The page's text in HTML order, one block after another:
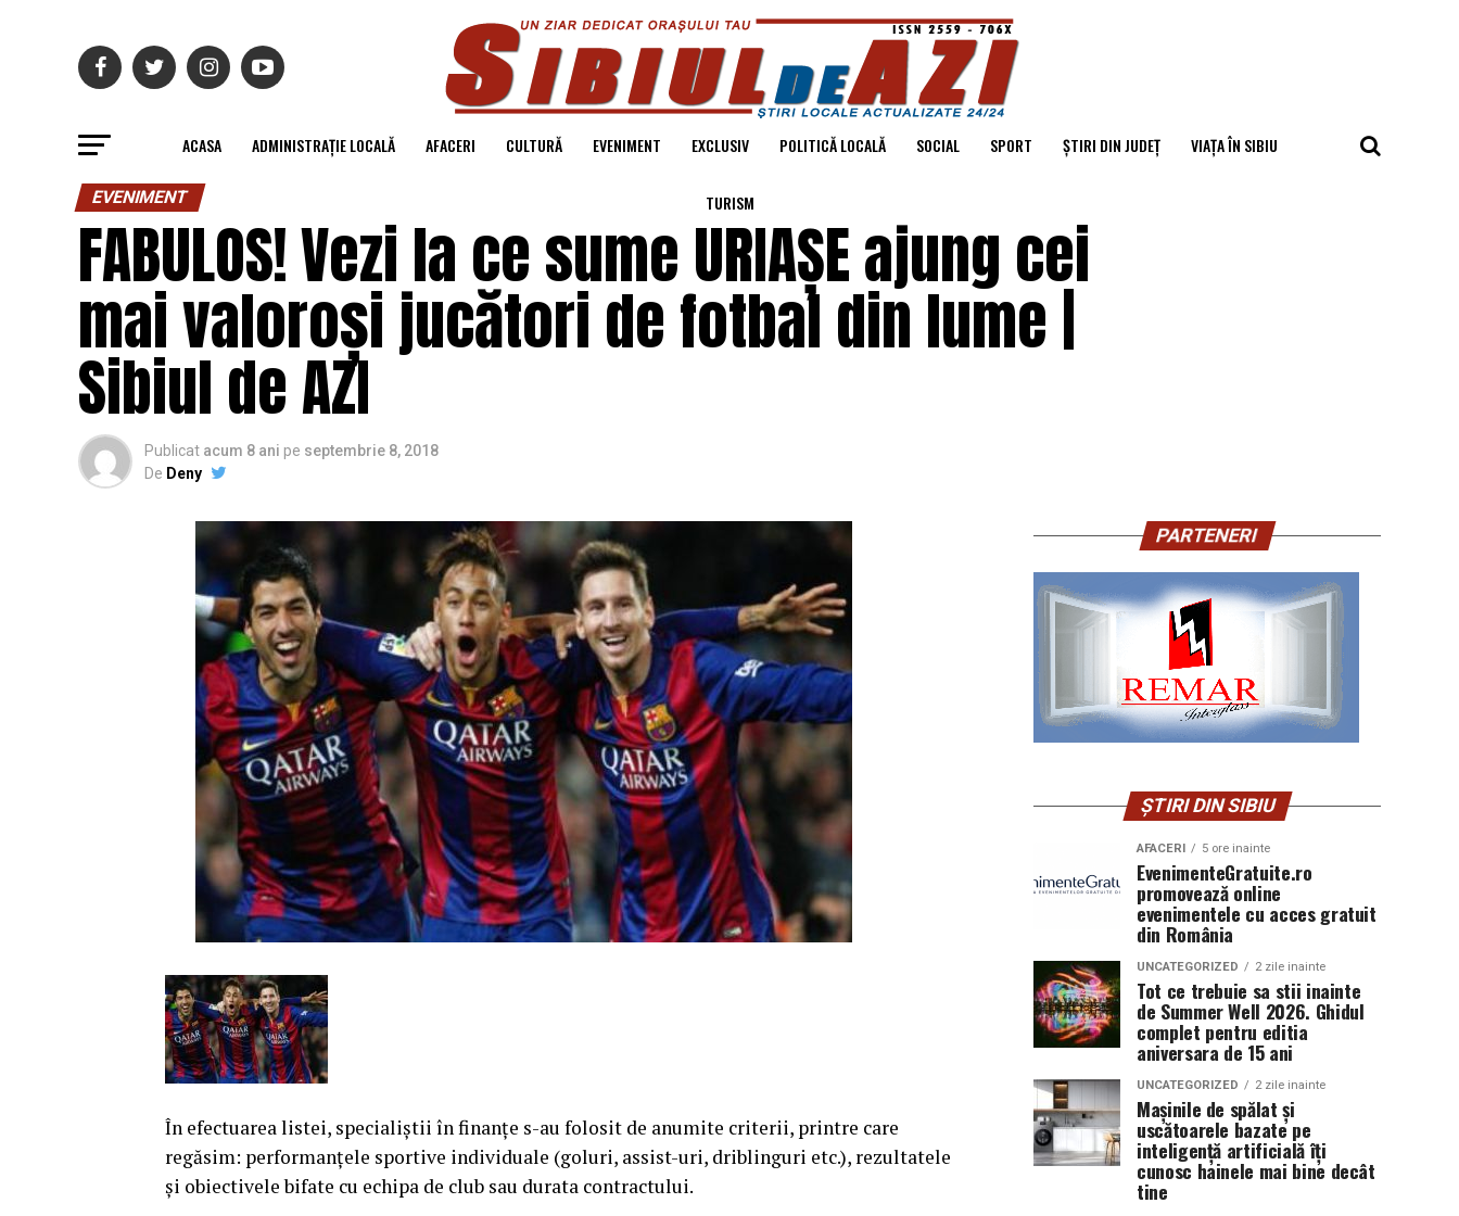
ACASA ADMINISTRAȚIE LOCALĂ AFACERI CULTURĂ EVENIMENT EXCLUSIV POLITICĂ LOCALĂ SOCIAL SPORT ȘTIRI DIN JUDEȚ VIAȚA ÎN SIBIU
TURISM
EVENIMENT
FABULOS! Vezi la ce sume URIAȘE ajung cei
mai valoroși jucători de fotbal din lume |
Sibiul de AZI
Publicat acum 8 ani pe septembrie 8, 2018
De Deny
În efectuarea listei, specialiştii în finanţe s-au folosit de anumite criterii, printre care
regăsim: performanţele sportive individuale (goluri, assist-uri, driblinguri etc.), rezultatele
şi obiectivele bifate cu echipa de club sau durata contractului.
PARTENERI
ȘTIRI DIN SIBIU
AFACERI 5 ore inainte
EvenimenteGratuite.ro
promovează online
evenimentele cu acces gratuit
din România
UNCATEGORIZED 2 zile inainte
Tot ce trebuie sa stii inainte
de Summer Well 2026. Ghidul
complet pentru editia
aniversara de 15 ani
UNCATEGORIZED 2 zile inainte
Mașinile de spălat și
uscătoarele bazate pe
inteligență artificială îți
cunosc hainele mai bine decât
tine